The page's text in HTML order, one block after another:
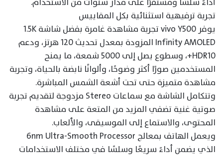
تجربة ترفيهية استثنائية بكل المقاييس
يوفر vivo Y500 تجربة مشاهدة غامرة بفضل شاشة 1.5K
Infinity AMOLED المزودة بمعدل تحديث 120 هرتز، ودعم
HDR10+، وسطوع يصل إلى 5000 شمعة، ما يمنح
المستخدمين صورًا أكثر وضوحًا، وألوانًا نابضة بالحياة، وتجربة
مشاهدة متميزة حتى تحت أشعة الشمس المباشرة.
وتتكامل الشاشة مع سماعات Stereo مزدوجة لتقديم تجربة
صوتية غنية تضفي المزيد من المتعة على مشاهدة
المحتوى، والاستماع إلى الموسيقى، والألعاب.
ويعمل الهاتف بمعالج 6nm Ultra-Smooth Processor
الذي يضمن أداءً سريعًا وسلسًا في مختلف الاستخدامات